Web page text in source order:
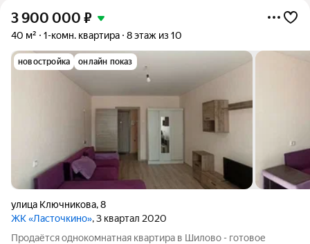
3 900 000 ₽
40 м² 1-комн. квартира 8 этаж из 10
новостройка онлайн показ
улица Ключникова,8
ЖК «Ласточкино», 3 квартал 2020
Продаётся однокомнатная квартира в Шилово - готовое